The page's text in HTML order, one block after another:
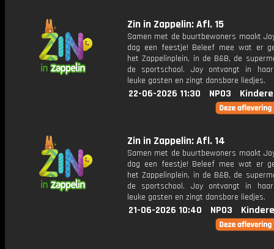
Zin in Zappelin: Afl. 15
Samen met de buurtbewoners maakt
dag een feestje! Beleef mee wat er
het Zappelinplein, in de B&B, de
de sportschool. Joy ontvangt in
leuke gasten en zingt dansbare liedjes.
22-06-2026 11:30 NPO3
Zin in Zappelin: Afl. 14
Samen met de buurtbewoners maakt
dag een feestje! Beleef mee wat er
het Zappelinplein, in de B&B, de
de sportschool. Joy ontvangt in
leuke gasten en zingt dansbare liedjes.
21-06-2026 10:40 NPO3